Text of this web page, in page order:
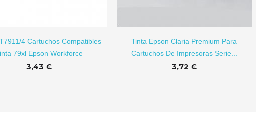
4 Cartuchos Compatibles
79xl Epson Workforce
3,43 €
Tinta Epson Claria Premium Para
Cartuchos De Impresoras Serie...
3,72 €